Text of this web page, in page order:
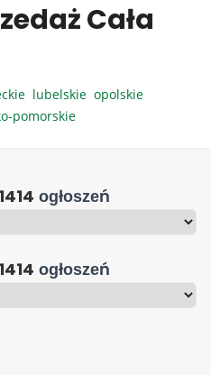
Cała
lubelskie opolskie
pomorskie
1414 ogłoszeń
1414 ogłoszeń